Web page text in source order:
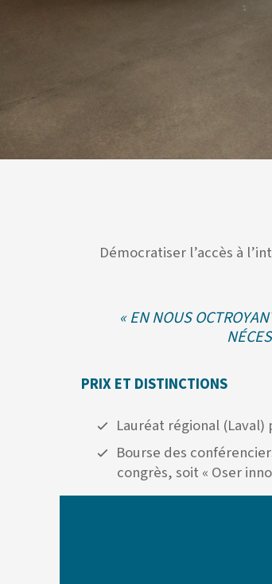
Démocratiser l’accès à
« EN NOUS
PRIX ET DISTINCTIONS
Lauréat régional (Laval)
Bourse des
congrès, soit « Oser